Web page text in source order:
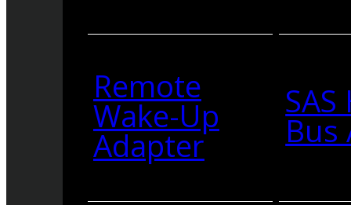
Remote
Wake-Up
Adapter Bus